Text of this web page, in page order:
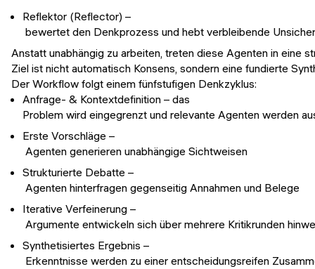
Reflektor (Reflector) –
bewertet den Denkprozess und hebt verbleibende
Anstatt unabhängig zu arbeiten, treten diese Agenten in eine
Ziel ist nicht automatisch Konsens, sondern eine fundierte
Der Workflow folgt einem fünfstufigen Denkzyklus:
Anfrage- & Kontextdefinition – das
Problem wird eingegrenzt und relevante Agenten werden
Erste Vorschläge –
Agenten generieren unabhängige Sichtweisen
Strukturierte Debatte –
Agenten hinterfragen gegenseitig Annahmen und Belege
Iterative Verfeinerung –
Argumente entwickeln sich über mehrere Kritikrunden
Synthetisiertes Ergebnis –
Erkenntnisse werden zu einer entscheidungsreifen